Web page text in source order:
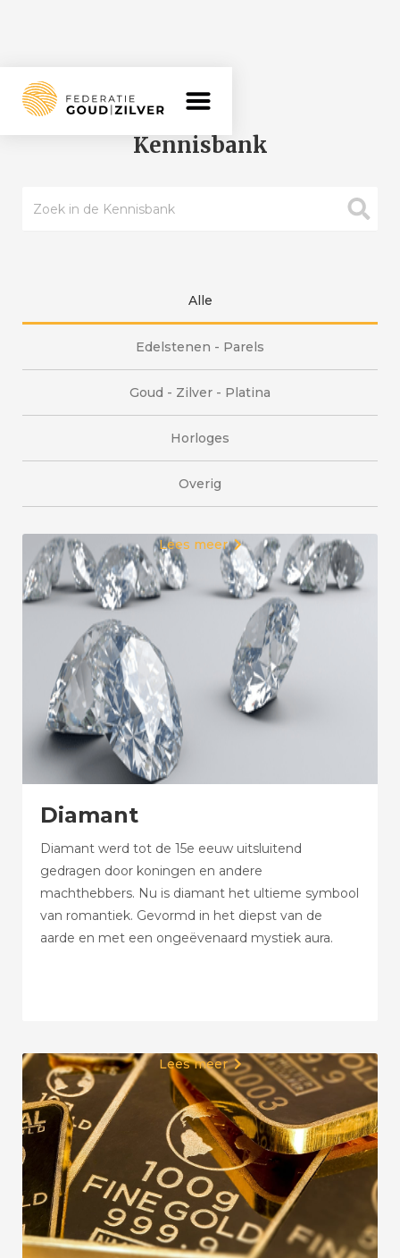
Home > Kennisbank
Kennisbank
Alle
Edelstenen - Parels
Goud - Zilver - Platina
Horloges
Overig
Diamant
Diamant werd tot de 15e eeuw uitsluitend
gedragen door koningen en andere
machthebbers. Nu is diamant het ultieme symbool
van romantiek. Gevormd in het diepst van de
aarde en met een ongeëvenaard mystiek aura.
Lees meer 
Lees meer 